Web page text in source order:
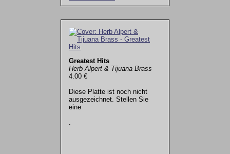
Greatest Hits
Herb Alpert & Tijuana Brass
4.00 €
Diese Platte ist noch nicht
ausgezeichnet. Stellen Sie
eine
.